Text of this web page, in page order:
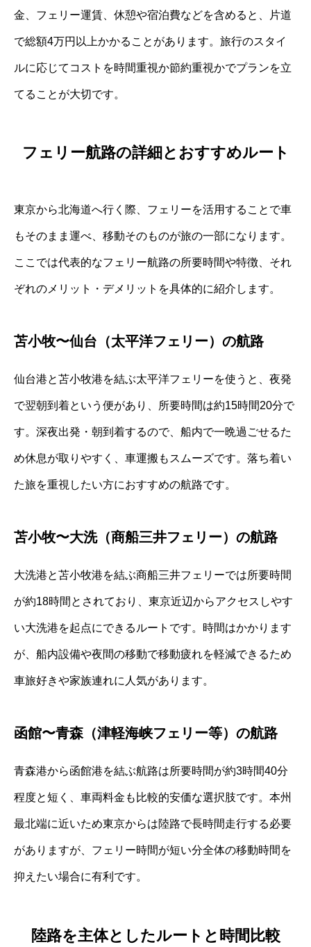
金、フェリー運賃、休憩や宿泊費などを含めると、片道
で総額4万円以上かかることがあります。旅行のスタイ
ルに応じてコストを時間重視か節約重視かでプランを立
てることが大切です。
フェリー航路の詳細とおすすめルート
東京から北海道へ行く際、フェリーを活用することで車
もそのまま運べ、移動そのものが旅の一部になります。
ここでは代表的なフェリー航路の所要時間や特徴、それ
ぞれのメリット・デメリットを具体的に紹介します。
苫小牧〜仙台（太平洋フェリー）の航路
仙台港と苫小牧港を結ぶ太平洋フェリーを使うと、夜発
で翌朝到着という便があり、所要時間は約15時間20分で
す。深夜出発・朝到着するので、船内で一晩過ごせるた
め休息が取りやすく、車運搬もスムーズです。落ち着い
た旅を重視したい方におすすめの航路です。
苫小牧〜大洗（商船三井フェリー）の航路
大洗港と苫小牧港を結ぶ商船三井フェリーでは所要時間
が約18時間とされており、東京近辺からアクセスしやす
い大洗港を起点にできるルートです。時間はかかります
が、船内設備や夜間の移動で移動疲れを軽減できるため
車旅好きや家族連れに人気があります。
函館〜青森（津軽海峡フェリー等）の航路
青森港から函館港を結ぶ航路は所要時間が約3時間40分
程度と短く、車両料金も比較的安価な選択肢です。本州
最北端に近いため東京からは陸路で長時間走行する必要
がありますが、フェリー時間が短い分全体の移動時間を
抑えたい場合に有利です。
陸路を主体としたルートと時間比較